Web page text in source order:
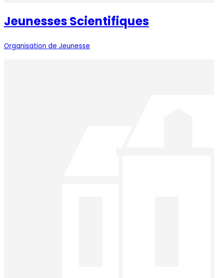
Jeunesses Scientifiques
Organisation de Jeunesse